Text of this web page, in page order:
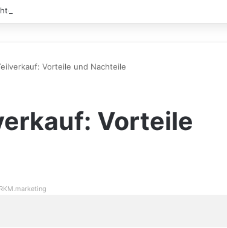
Eleganz und Nachhaltigkeit für Ihr Zuhause
Vorteile und Nachteile
Vorteile